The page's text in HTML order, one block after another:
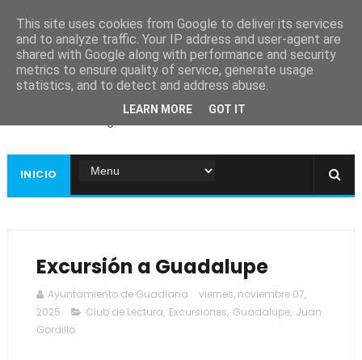
Ayuntamiento de
Guadiana
INICIO
Excursión a Guadalupe
Ayuntamiento de Guadiana
viernes, noviembre 07,
2025
Club de Lectura, Excursiones, Guadalupe, Juan
Gordillo
This site uses cookies from Google to deliver its services
and to analyze traffic. Your IP address and user-agent are
shared with Google along with performance and security
metrics to ensure quality of service, generate usage
statistics, and to detect and address abuse.
LEARN MORE GOT IT